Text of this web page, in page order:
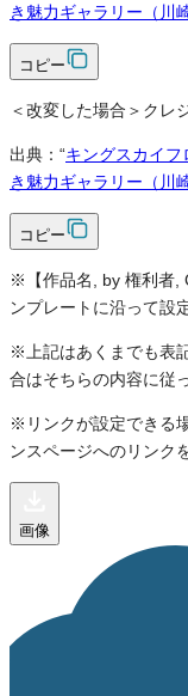
き魅力ギャラリー（川
コピー
＜改変した場合＞クレ
出典：“キングスカイフ
き魅力ギャラリー（川
コピー
※【作品名, by 権利者,
ンプレートに沿って設
※上記はあくまでも表
合はそちらの内容に従
※リンクが設定できる
ンスページへのリンク
画像